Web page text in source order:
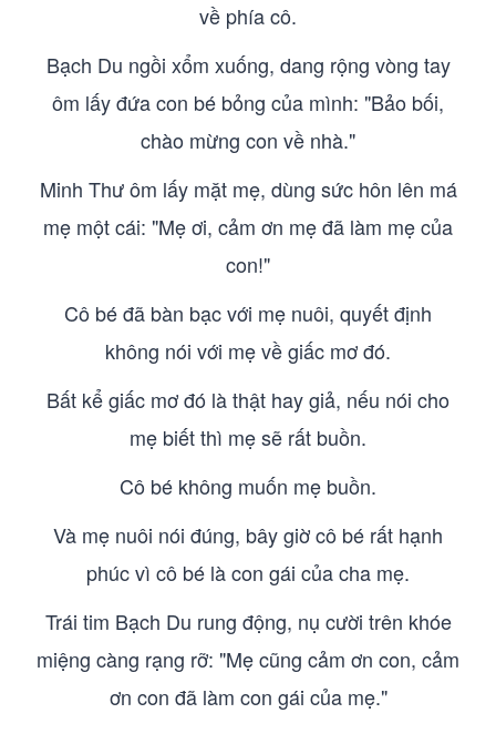
về phía cô.
Bạch Du ngồi xổm xuống, dang rộng vòng tay
ôm lấy đứa con bé bỏng của mình: "Bảo bối,
chào mừng con về nhà."
Minh Thư ôm lấy mặt mẹ, dùng sức hôn lên má
mẹ một cái: "Mẹ ơi, cảm ơn mẹ đã làm mẹ của
con!"
Cô bé đã bàn bạc với mẹ nuôi, quyết định
không nói với mẹ về giấc mơ đó.
Bất kể giấc mơ đó là thật hay giả, nếu nói cho
mẹ biết thì mẹ sẽ rất buồn.
Cô bé không muốn mẹ buồn.
Và mẹ nuôi nói đúng, bây giờ cô bé rất hạnh
phúc vì cô bé là con gái của cha mẹ.
Trái tim Bạch Du rung động, nụ cười trên khóe
miệng càng rạng rỡ: "Mẹ cũng cảm ơn con, cảm
ơn con đã làm con gái của mẹ."